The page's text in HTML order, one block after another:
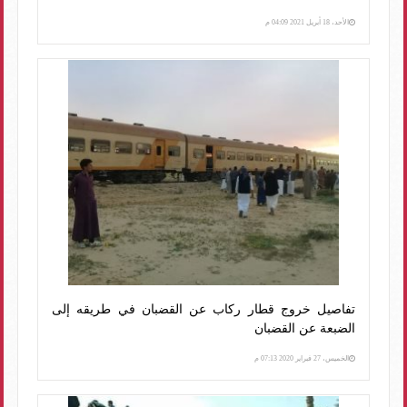
الأحد، 18 أبريل 2021 04:09 م
تفاصيل خروج قطار ركاب عن القضبان في طريقه إلى
الضبعة عن القضبان
الخميس، 27 فبراير 2020 07:13 م